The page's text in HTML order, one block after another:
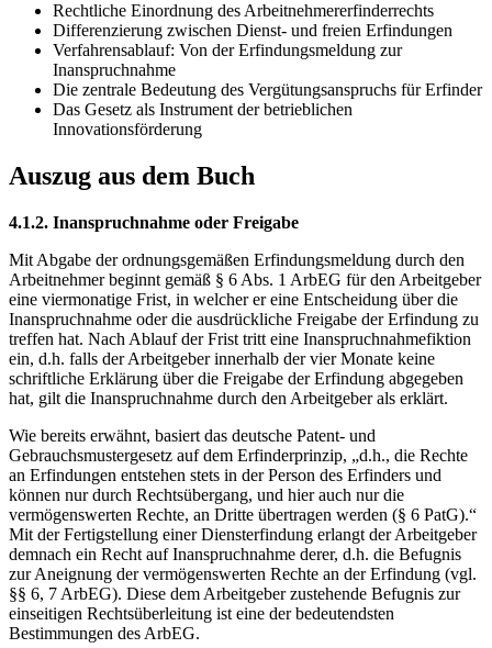
Rechtliche Einordnung des Arbeitnehmererfinderrechts
Differenzierung zwischen Dienst- und freien Erfindungen
Verfahrensablauf: Von der Erfindungsmeldung zur
Inanspruchnahme
Die zentrale Bedeutung des Vergütungsanspruchs für Erfinder
Das Gesetz als Instrument der betrieblichen
Innovationsförderung
Auszug aus dem Buch
4.1.2. Inanspruchnahme oder Freigabe
Mit Abgabe der ordnungsgemäßen Erfindungsmeldung durch den
Arbeitnehmer beginnt gemäß § 6 Abs. 1 ArbEG für den Arbeitgeber
eine viermonatige Frist, in welcher er eine Entscheidung über die
Inanspruchnahme oder die ausdrückliche Freigabe der Erfindung zu
treffen hat. Nach Ablauf der Frist tritt eine Inanspruchnahmefiktion
ein, d.h. falls der Arbeitgeber innerhalb der vier Monate keine
schriftliche Erklärung über die Freigabe der Erfindung abgegeben
hat, gilt die Inanspruchnahme durch den Arbeitgeber als erklärt.
Wie bereits erwähnt, basiert das deutsche Patent- und
Gebrauchsmustergesetz auf dem Erfinderprinzip, „d.h., die Rechte
an Erfindungen entstehen stets in der Person des Erfinders und
können nur durch Rechtsübergang, und hier auch nur die
vermögenswerten Rechte, an Dritte übertragen werden (§ 6 PatG).“
Mit der Fertigstellung einer Diensterfindung erlangt der Arbeitgeber
demnach ein Recht auf Inanspruchnahme derer, d.h. die Befugnis
zur Aneignung der vermögenswerten Rechte an der Erfindung (vgl.
§§ 6, 7 ArbEG). Diese dem Arbeitgeber zustehende Befugnis zur
einseitigen Rechtsüberleitung ist eine der bedeutendsten
Bestimmungen des ArbEG.